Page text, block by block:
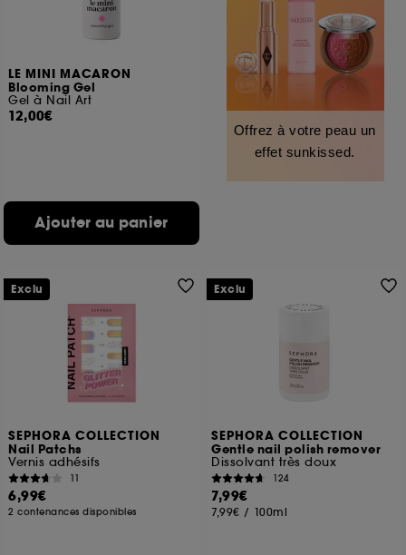
LE MINI MACARON
Blooming Gel
Gel à Nail Art
12,00€
Ajouter au panier
Offrez à votre peau un
effet sunkissed.
SEPHORA COLLECTION
Nail Patchs
Vernis adhésifs
11
6,99€
2 contenances disponibles
Exclu
SEPHORA COLLECTION
Gentle nail polish remover
Dissolvant très doux
124
7,99€
7,99€ / 100ml
Exclu